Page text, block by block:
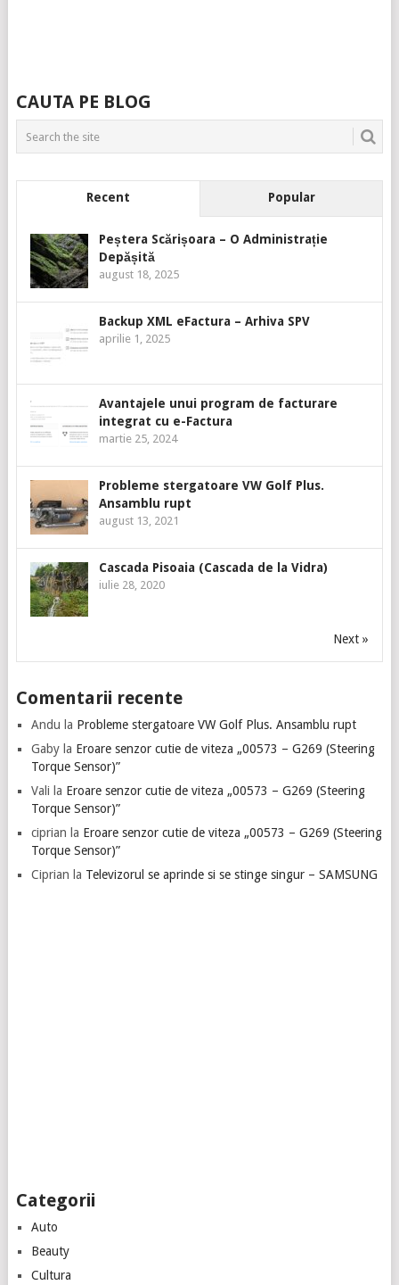
CAUTA PE BLOG
Recent Popular
Peștera Scărișoara – O Administrație
Depășită
august 18, 2025
Backup XML eFactura – Arhiva SPV
aprilie 1, 2025
Avantajele unui program de facturare
integrat cu e-Factura
martie 25, 2024
Probleme stergatoare VW Golf Plus.
Ansamblu rupt
august 13, 2021
Cascada Pisoaia (Cascada de la Vidra)
iulie 28, 2020
Next »
Comentarii recente
Andu la Probleme stergatoare VW Golf Plus. Ansamblu rupt
Gabyla Eroare senzor cutie de viteza „00573 – G269 (Steering
Torque Sensor)”
Vali la Eroare senzor cutie de viteza „00573 – G269 (Steering
Torque Sensor)”
ciprian la Eroare senzor cutie de viteza „00573 – G269 (Steering
Torque Sensor)”
Ciprian la Televizorul se aprinde si se stinge singur – SAMSUNG
Categorii
Auto
Beauty
Cultura